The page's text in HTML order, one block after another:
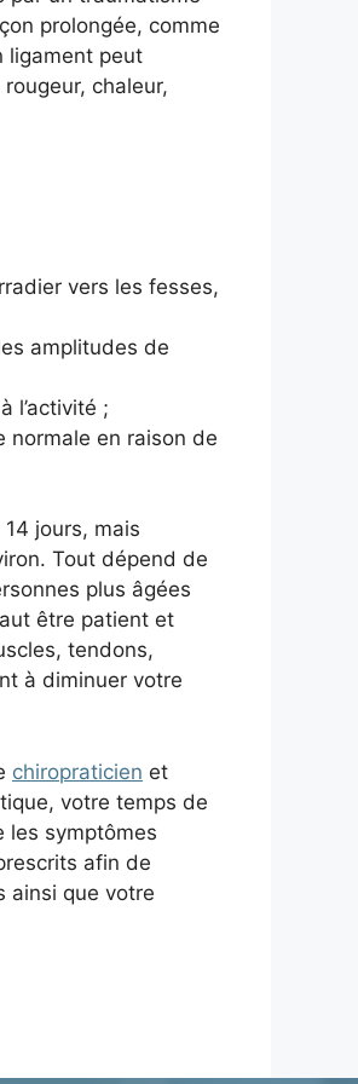
prolongée, comme
ligament peut
chaleur,
vers les fesses,
amplitudes de
l’activité ;
normale en raison de
jours, mais
Tout dépend de
plus âgées
être patient et
tendons,
à diminuer votre
chiropraticien et
votre temps de
les symptômes
afin de
ainsi que votre